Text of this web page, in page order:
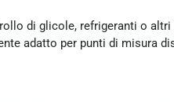
di glicole, refrigeranti o altri
adatto per punti di misura